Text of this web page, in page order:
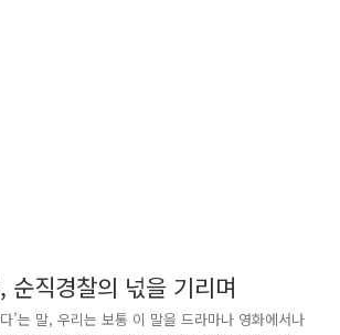
순직경찰의 넋을 기리며
’는 말, 우리는 보통 이 말을 드라마나 영화에서나